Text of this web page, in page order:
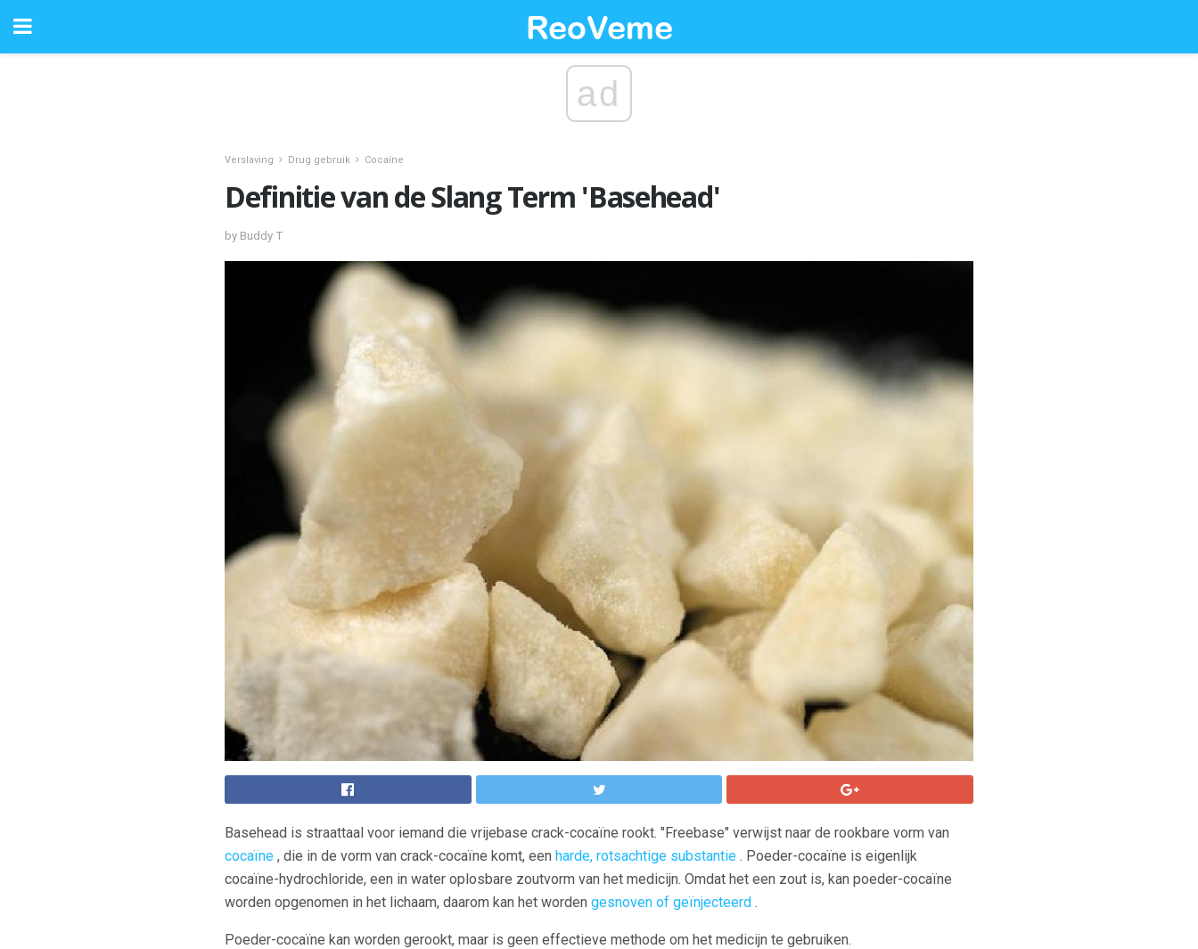
ad
Verslaving Drug gebruik Cocaïne
Definitie van de Slang Term 'Basehead'
by Buddy T
Basehead is straattaal voor iemand die vrijebase crack-cocaïne rookt. "Freebase" verwijst naar de rookbare vorm van
cocaïne , die in de vorm van crack-cocaïne komt, een harde, rotsachtige substantie . Poeder-cocaïne is eigenlijk
cocaïne-hydrochloride, een in water oplosbare zoutvorm van het medicijn. Omdat het een zout is, kan poeder-cocaïne
worden opgenomen in het lichaam, daarom kan het worden gesnoven of geïnjecteerd .
Poeder-cocaïne kan worden gerookt, maar is geen effectieve methode om het medicijn te gebruiken.